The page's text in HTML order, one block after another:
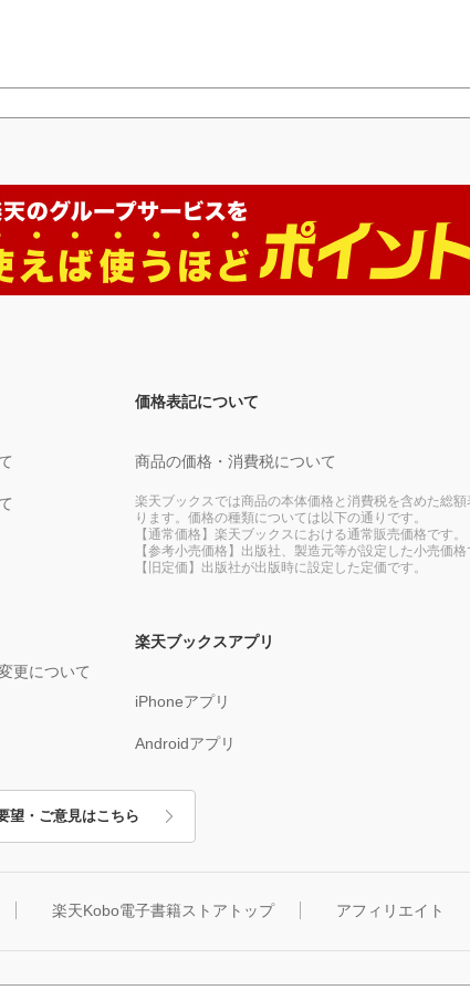
更について
価格表記について
商品の価格・消費税について
楽天ブックスでは商品の本体価格と消費税を含めた総額
ります。価格の種類については以下の通りです。
【通常価格】楽天ブックスにおける通常販売価格です。
【参考小売価格】出版社、製造元等が設定した小売価格
【旧定価】出版社が出版時に設定した定価です。
楽天ブックスアプリ
iPhoneアプリ
Androidアプリ
望・ご意見はこちら
楽天Kobo電子書籍ストアトップ アフィリエイト